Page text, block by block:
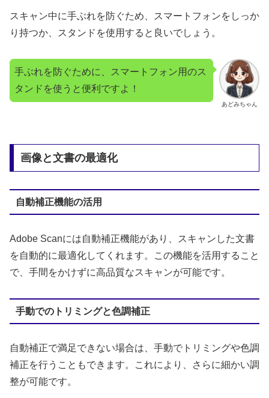
スキャン中に手ぶれを防ぐため、スマートフォンをしっか
り持つか、スタンドを使用すると良いでしょう。
あどみちゃん
手ぶれを防ぐために、スマートフォン用のス
タンドを使うと便利ですよ！
画像と文書の最適化
自動補正機能の活用
Adobe Scanには自動補正機能があり、スキャンした文書
を自動的に最適化してくれます。この機能を活用すること
で、手間をかけずに高品質なスキャンが可能です。
手動でのトリミングと色調補正
自動補正で満足できない場合は、手動でトリミングや色調
補正を行うこともできます。これにより、さらに細かい調
整が可能です。